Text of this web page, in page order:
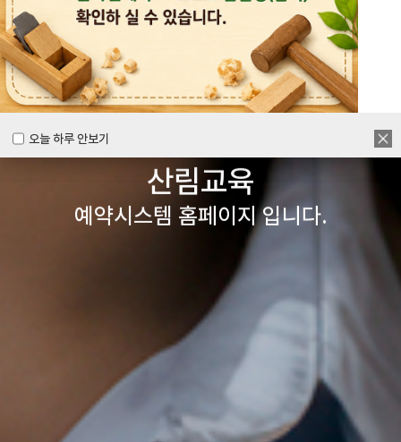
오늘 하루 안보기
오늘 하루 안보기
목공체험부터 숲체험 교육까지
다양한 경험을 할 수 있는
양주시
목재문화체험장&
산림교육
예약시스템 홈페이지 입니다.